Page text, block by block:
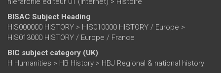
BISAC Subject Heading
HIS000000 HISTORY > HIS010000 HISTORY / Europe >
HIS013000 HISTORY / Europe / France
BIC subject category (UK)
H Humanities > HB History > HBJ Regional & national history